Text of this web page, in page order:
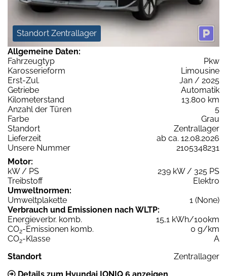
Standort Zentrallager
Allgemeine Daten:
Fahrzeugtyp
Pkw
Karosserieform
Limousine
Erst-Zul.
Jan / 2025
Getriebe
Automatik
Kilometerstand
13.800 km
Anzahl der Türen
5
Farbe
Grau
Standort
Zentrallager
Lieferzeit
ab ca. 12.08.2026
Unsere Nummer
2105348231
Motor:
kW / PS
239 kW / 325 PS
Treibstoff
Elektro
Umweltnormen:
Umweltplakette
1 (None)
Verbrauch und Emissionen nach WLTP:
Energieverbr. komb.
15,1 kWh/100km
CO2-Emissionen komb.
0 g/km
CO2-Klasse
A
Standort
Zentrallager
Details zum Hyundai IONIQ 6 anzeigen